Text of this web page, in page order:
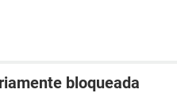
bloqueada